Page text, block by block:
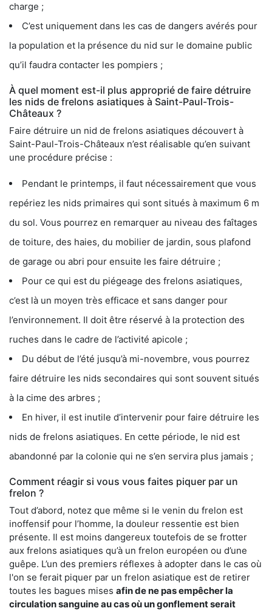
charge ;
C’est uniquement dans les cas de dangers avérés pour
la population et la présence du nid sur le domaine public
qu’il faudra contacter les pompiers ;
À quel moment est-il plus approprié de faire détruire
les nids de frelons asiatiques à Saint-Paul-Trois-
Châteaux ?
Faire détruire un nid de frelons asiatiques découvert à
Saint-Paul-Trois-Châteaux n’est réalisable qu’en suivant
une procédure précise :
Pendant le printemps, il faut nécessairement que vous
repériez les nids primaires qui sont situés à maximum 6 m
du sol. Vous pourrez en remarquer au niveau des faîtages
de toiture, des haies, du mobilier de jardin, sous plafond
de garage ou abri pour ensuite les faire détruire ;
Pour ce qui est du piégeage des frelons asiatiques,
c’est là un moyen très efficace et sans danger pour
l’environnement. Il doit être réservé à la protection des
ruches dans le cadre de l’activité apicole ;
Du début de l’été jusqu’à mi-novembre, vous pourrez
faire détruire les nids secondaires qui sont souvent situés
à la cime des arbres ;
En hiver, il est inutile d’intervenir pour faire détruire les
nids de frelons asiatiques. En cette période, le nid est
abandonné par la colonie qui ne s’en servira plus jamais ;
Comment réagir si vous vous faites piquer par un
frelon ?
Tout d’abord, notez que même si le venin du frelon est
inoffensif pour l’homme, la douleur ressentie est bien
présente. Il est moins dangereux toutefois de se frotter
aux frelons asiatiques qu’à un frelon européen ou d’une
guêpe. L’un des premiers réflexes à adopter dans le cas où
l'on se ferait piquer par un frelon asiatique est de retirer
toutes les bagues mises afin de ne pas empêcher la
circulation sanguine au cas où un gonflement serait